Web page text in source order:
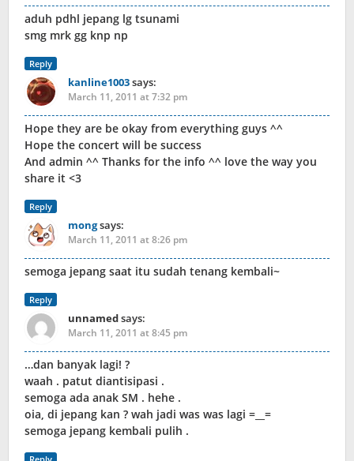
aduh pdhl jepang lg tsunami
smg mrk gg knp np
Reply
kanline1003says:
March 11, 2011 at 7:32 pm
Hope they are be okay from everything guys ^^
Hope the concert will be success
And admin ^^ Thanks for the info ^^ love the way you
share it <3
Reply
mongsays:
March 11, 2011 at 8:26 pm
semoga jepang saat itu sudah tenang kembali~
Reply
unnamedsays:
March 11, 2011 at 8:45 pm
…dan banyak lagi! ?
waah . patut diantisipasi .
semoga ada anak SM . hehe .
oia, di jepang kan ? wah jadi was was lagi =__=
semoga jepang kembali pulih .